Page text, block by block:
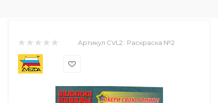
Артикул CVL2:: Раскраска №2